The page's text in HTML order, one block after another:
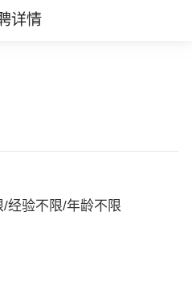
详情
经验不限/年龄不限